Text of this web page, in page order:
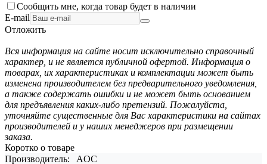
Сообщить мне, когда товар будет в наличии
E-mail
Отложить
Вся информация на сайте носит исключительно справочный
характер, и не является публичной офертой. Информация о
товарах, их характеристиках и комплектации может быть
изменена производителем без предварительного уведомления,
а также содержать ошибки и не может быть основанием
для предъявления каких-либо претензий. Пожалуйста,
уточняйте существенные для Вас характеристики на сайтах
производителей и у наших менеджеров при размещении
заказа.
Коротко о товаре
Производитель:
AOC